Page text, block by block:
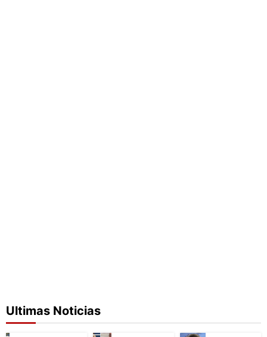
Ultimas Noticias